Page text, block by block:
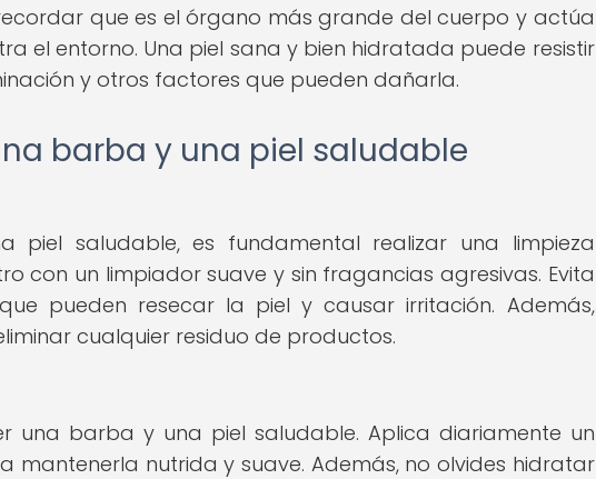
que es el órgano más grande del cuerpo y actúa
el entorno. Una piel sana y bien hidratada puede resistir
y otros factores que pueden dañarla.
barba y una piel saludable
saludable, es fundamental realizar una limpieza
con un limpiador suave y sin fragancias agresivas. Evita
pueden resecar la piel y causar irritación. Además,
cualquier residuo de productos.
una barba y una piel saludable. Aplica diariamente un
nutrida y suave. Además, no olvides hidratar